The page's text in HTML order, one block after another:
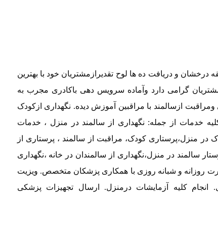
درخشان و دریافت ده ها لوح تقدیرازمشتریان خود با بهترین
گرامی دارد وآماده سرویس دهی باکادری مجرب به
ازسالمند با مراقبین آموزش دیده. نگهداری ازکودک
خدمات از جمله: نگهداری از سالمند در منزل ، خدمات
در منزل،پرستاری کودک، مراقبت از سالمند ، پرستاری از
سالمند در منزل،نگهداری از سالمندان در خانه ،نگهداری
روزانه و شبانه روزی با همکاری پزشکان متخصص. ویزیت
انجام کلیه آزمایشات درمنزل. ارسال تجهیزات پزشکی